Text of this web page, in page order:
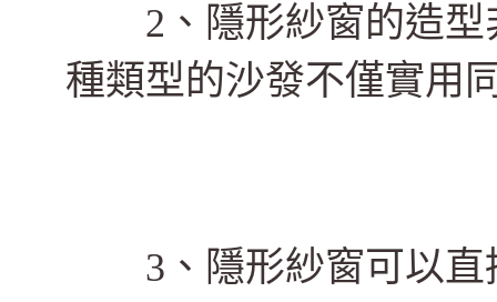
2、隱形紗窗的造型
種類型的沙發不僅實用
3、隱形紗窗可以直